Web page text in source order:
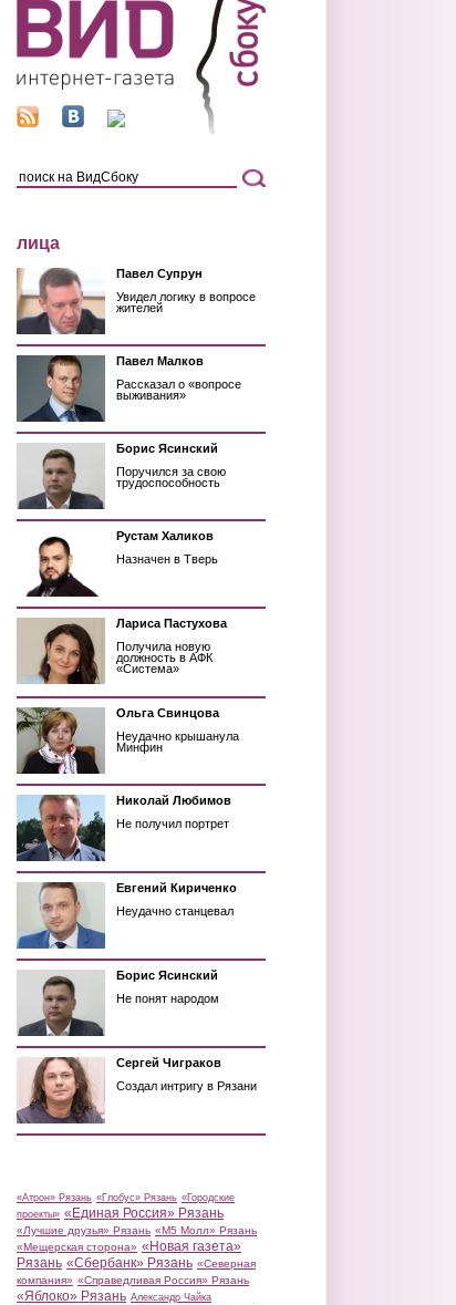
лица
Павел Супрун
Увидел логику в вопросе
жителей
Павел Малков
Рассказал о «вопросе
выживания»
Борис Ясинский
Поручился за свою
трудоспособность
Рустам Халиков
Назначен в Тверь
Лариса Пастухова
Получила новую
должность в АФК
«Система»
Ольга Свинцова
Неудачно крышанула
Минфин
Николай Любимов
Не получил портрет
Евгений Кириченко
Неудачно станцевал
Борис Ясинский
Не понят народом
Сергей Чиграков
Создал интригу в Рязани
«Атрон» Рязань «Глобус» Рязань «Городские
проекты» «Единая Россия» Рязань
«Лучшие друзья» Рязань «М5 Молл» Рязань
«Мещерская сторона» «Новая газета»
Рязань «Сбербанк» Рязань «Северная
компания» «Справедливая Россия» Рязань
«Яблоко» Рязань Александр Чайка